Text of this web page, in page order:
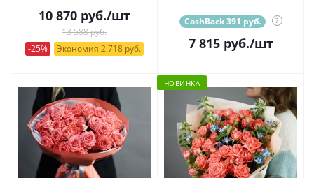
10 870руб./шт
13 588 руб.
-25%
Экономия 2 718 руб.
CashBack 391 руб. ?
7 815руб./шт
НОВИНКА